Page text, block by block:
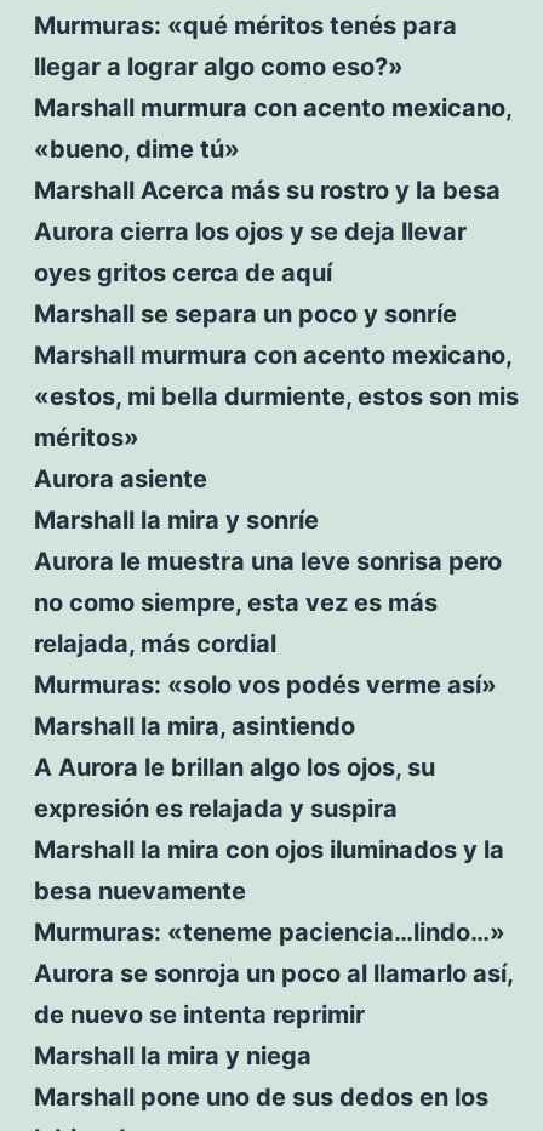
Murmuras: «qué méritos tenés para
llegar a lograr algo como eso?»
Marshall murmura con acento mexicano,
«bueno, dime tú»
Marshall Acerca más su rostro y la besa
Aurora cierra los ojos y se deja llevar
oyes gritos cerca de aquí
Marshall se separa un poco y sonríe
Marshall murmura con acento mexicano,
«estos, mi bella durmiente, estos son mis
méritos»
Aurora asiente
Marshall la mira y sonríe
Aurora le muestra una leve sonrisa pero
no como siempre, esta vez es más
relajada, más cordial
Murmuras: «solo vos podés verme así»
Marshall la mira, asintiendo
A Aurora le brillan algo los ojos, su
expresión es relajada y suspira
Marshall la mira con ojos iluminados y la
besa nuevamente
Murmuras: «teneme paciencia…lindo…»
Aurora se sonroja un poco al llamarlo así,
de nuevo se intenta reprimir
Marshall la mira y niega
Marshall pone uno de sus dedos en los